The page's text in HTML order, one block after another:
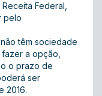
Receita Federal
pelo
têm sociedade
a opção,
o prazo de
ser
2016.